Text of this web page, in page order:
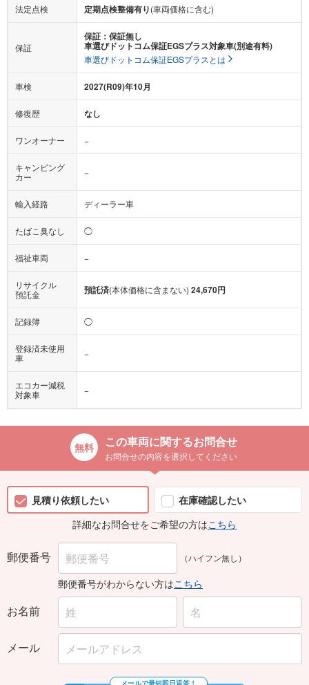
法定点検 定期点検整備有り(車両価格に含む)
保証
保証：保証無し
車選びドットコム保証EGSプラス対象車(別途有料)
車選びドットコム保証EGSプラスとは
車検 2027(R09)年10月
修復歴 なし
ワンオーナー −
キャンピング
カー
−
輸入経路 ディーラー車
たばこ臭なし ◯
福祉車両 −
リサイクル
預託金
預託済(本体価格に含まない) 24,670円
記録簿 ◯
登録済未使用
車
−
エコカー減税
対象車
−
この車両に関するお問合せ
お問合せの内容を選択してください
見積り依頼したい
在庫確認したい
詳細なお問合せをご希望の方はこちら
郵便番号 （ハイフン無し）
郵便番号がわからない方はこちら
お名前
メール